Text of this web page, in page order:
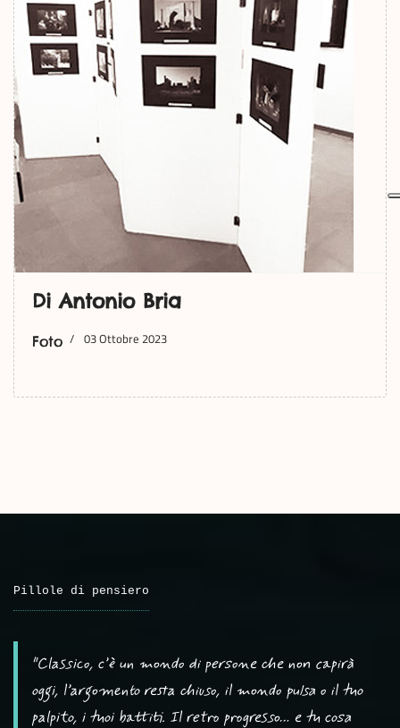
Di Antonio Bria
Foto 03 Ottobre 2023
Pillole di pensiero
"Classico, c’è un mondo di persone che non capirà
oggi, l’argomento resta chiuso, il mondo pulsa o il tuo
palpito, i tuoi battiti. Il retro progresso… e tu cosa